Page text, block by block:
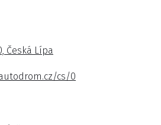
Česká Lípa
cs/0